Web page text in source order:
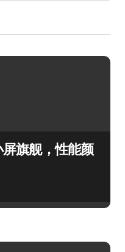
旗舰，性能颜